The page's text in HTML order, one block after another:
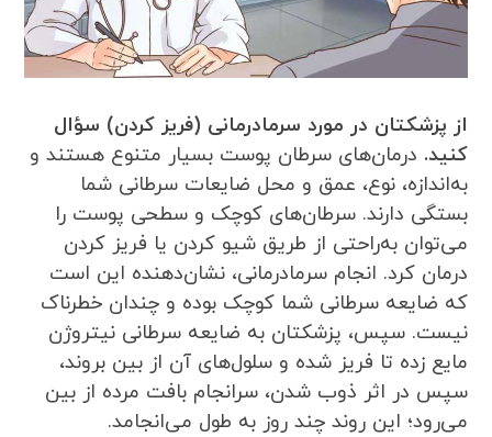
از پزشکتان در مورد سرمادرمانی (فریز کردن) سؤال
کنید. درمان‌های سرطان پوست بسیار متنوع هستند و
به‌اندازه، نوع، عمق و محل ضایعات سرطانی شما
بستگی دارند. سرطان‌های کوچک و سطحی پوست را
می‌توان به‌راحتی از طریق شیو کردن یا فریز کردن
درمان کرد. انجام سرمادرمانی، نشان‌دهنده این است
که ضایعه سرطانی شما کوچک بوده و چندان خطرناک
نیست. سپس، پزشکتان به ضایعه سرطانی نیتروژن
مایع زده تا فریز شده و سلول‌های آن از بین بروند،
سپس در اثر ذوب شدن، سرانجام بافت مرده از بین
می‌رود؛ این روند چند روز به طول می‌انجامد.